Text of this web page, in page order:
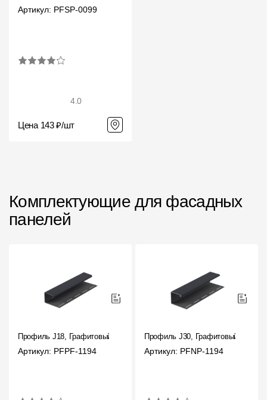
Артикул: PFSP-0099
4.0
Цена 143 ₽/шт
Комплектующие для фасадных
панелей
Профиль J18, Графитовый
Артикул: PFPF-1194
Профиль J30, Графитовый
Артикул: PFNP-1194